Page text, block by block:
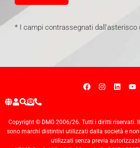
* I campi contrassegnati dall'asterisco
Copyright © DMG 2006/26. Tutti i diritti riservati.
sono marchi distintivi utilizzati dalla società e
utilizzati senza previa